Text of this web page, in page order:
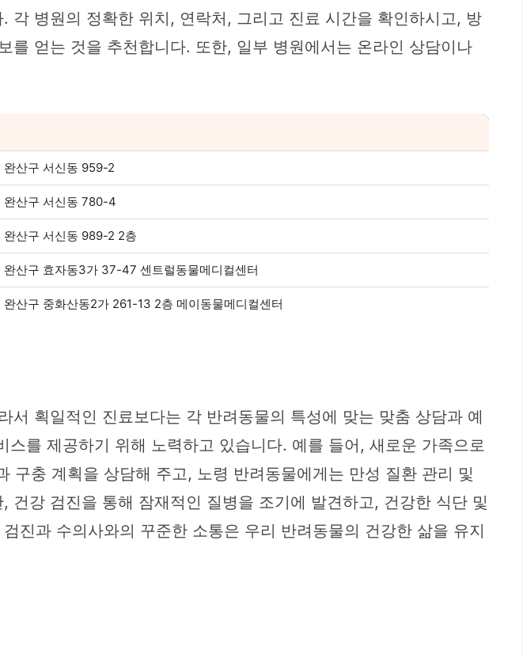
병원의 정확한 위치, 연락처, 그리고 진료 시간을 확인하시고, 방
얻는 것을 추천합니다. 또한, 일부 병원에서는 온라인 상담이나
완산구 서신동 959-2
완산구 서신동 780-4
완산구 서신동 989-2 2층
완산구 효자동3가 37-47 센트럴동물메디컬센터
산구 중화산동2가 261-13 2층 메이동물메디컬센터
획일적인 진료보다는 각 반려동물의 특성에 맞는 맞춤 상담과 예
를 제공하기 위해 노력하고 있습니다. 예를 들어, 새로운 가족으로
구충 계획을 상담해 주고, 노령 반려동물에게는 만성 질환 관리 및
강 검진을 통해 잠재적인 질병을 조기에 발견하고, 건강한 식단 및
진과 수의사와의 꾸준한 소통은 우리 반려동물의 건강한 삶을 유지